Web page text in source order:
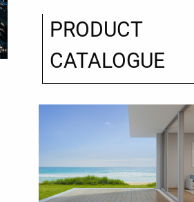
PRODUCT
CATALOGUE